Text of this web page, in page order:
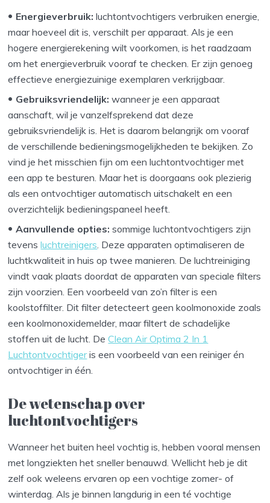
Energieverbruik: luchtontvochtigers verbruiken energie,
maar hoeveel dit is, verschilt per apparaat. Als je een
hogere energierekening wilt voorkomen, is het raadzaam
om het energieverbruik vooraf te checken. Er zijn genoeg
effectieve energiezuinige exemplaren verkrijgbaar.
Gebruiksvriendelijk: wanneer je een apparaat
aanschaft, wil je vanzelfsprekend dat deze
gebruiksvriendelijk is. Het is daarom belangrijk om vooraf
de verschillende bedieningsmogelijkheden te bekijken. Zo
vind je het misschien fijn om een luchtontvochtiger met
een app te besturen. Maar het is doorgaans ook plezierig
als een ontvochtiger automatisch uitschakelt en een
overzichtelijk bedieningspaneel heeft.
Aanvullende opties:sommige luchtontvochtigers zijn
tevensluchtreinigers . Deze apparaten optimaliseren de
luchtkwaliteit in huis op twee manieren. De luchtreiniging
vindt vaak plaats doordat de apparaten van speciale filters
zijn voorzien. Een voorbeeld van zo’n filter is een
koolstoffilter. Dit filter detecteert geen koolmonoxide zoals
een koolmonoxidemelder, maar filtert de schadelijke
stoffen uit de lucht. DeClean Air Optima 2 In 1
Luchtontvochtigeris een voorbeeld van een reiniger én
ontvochtiger in één.
De wetenschap over
luchtontvochtigers
Wanneer het buiten heel vochtig is, hebben vooral mensen
met longziekten het sneller benauwd. Wellicht heb je dit
zelf ook weleens ervaren op een vochtige zomer- of
winterdag. Als je binnen langdurig in een té vochtige